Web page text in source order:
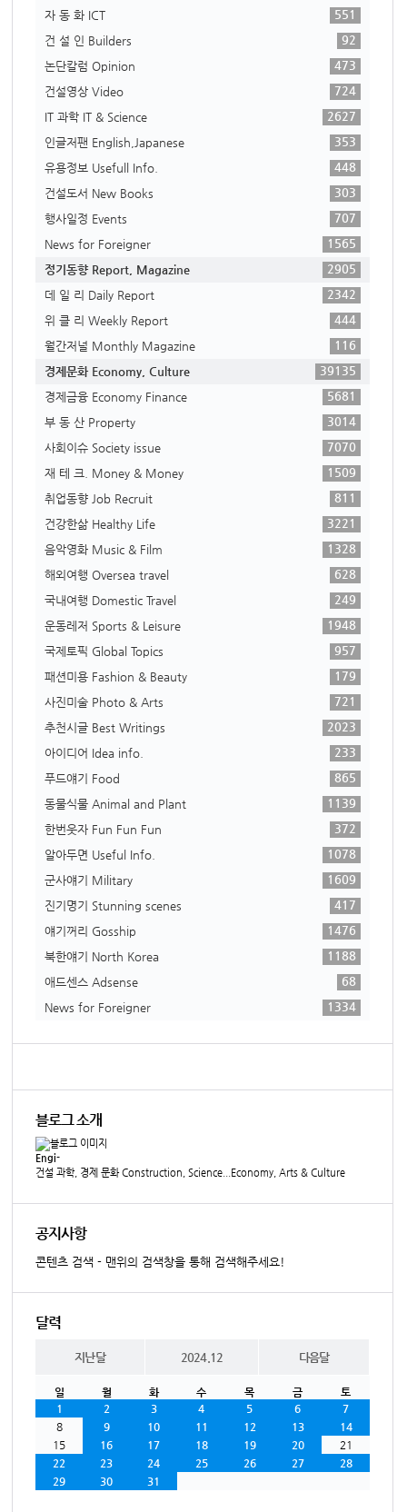
자 동 화 ICT
551
건 설 인 Builders
92
논단칼럼 Opinion
473
건설영상 Video
724
IT 과학 IT & Science
2627
인글저팬 English,Japanese
353
유용정보 Usefull Info.
448
건설도서 New Books
303
행사일정 Events
707
News for Foreigner
1565
정기동향 Report, Magazine
2905
데 일 리 Daily Report
2342
위 클 리 Weekly Report
444
월간저널 Monthly Magazine
116
경제문화 Economy, Culture
39135
경제금융 Economy Finance
5681
부 동 산 Property
3014
사회이슈 Society issue
7070
재 테 크. Money & Money
1509
취업동향 Job Recruit
811
건강한삶 Healthy Life
3221
음악영화 Music & Film
1328
해외여행 Oversea travel
628
국내여행 Domestic Travel
249
운동레저 Sports & Leisure
1948
국제토픽 Global Topics
957
패션미용 Fashion & Beauty
179
사진미술 Photo & Arts
721
추천시글 Best Writings
2023
아이디어 Idea info.
233
푸드얘기 Food
865
동물식물 Animal and Plant
1139
한번웃자 Fun Fun Fun
372
알아두면 Useful Info.
1078
군사얘기 Military
1609
진기명기 Stunning scenes
417
얘기꺼리 Gosship
1476
북한얘기 North Korea
1188
애드센스 Adsense
68
News for Foreigner
1334
블로그 소개
Engi-
건설 과학, 경제 문화 Construction, Science...Economy, Arts & Culture
공지사항
콘텐츠 검색 - 맨위의 검색창을 통해 검색해주세요!
달력
지난달 2024.12 다음달
일 월 화 수 목 금
토
1
2 3 4 5 6
7
8
9 10 11 12 13
14
15
16 17 18 19 20
21
22
23 24 25 26 27
28
29
30 31